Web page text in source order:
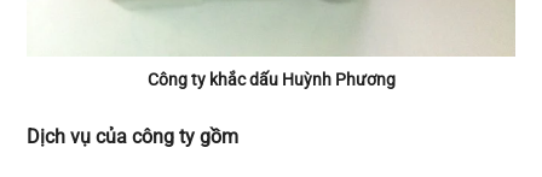
Công ty khắc dấu Huỳnh Phương
Dịch vụ của công ty gồm